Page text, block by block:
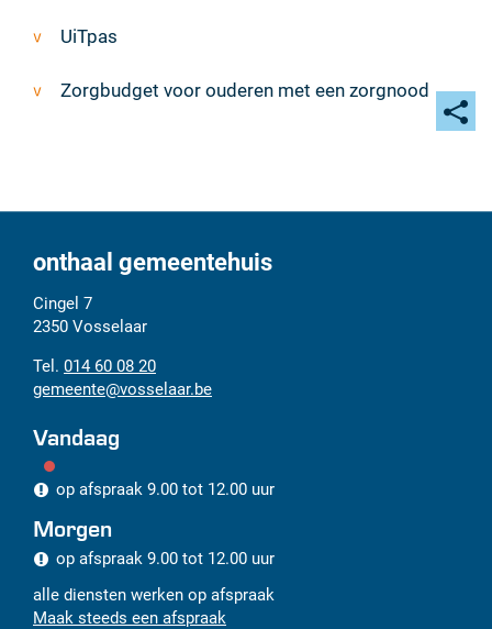
UiTpas
Zorgbudget voor ouderen met een zorgnood
onthaal gemeentehuis
Adres
Cingel 7
2350 Vosselaar
Tel.
014 60 08 20
E-
mail
gemeente@vosselaar.be
Vandaag
op afspraak 9.00 tot 12.00 uur
Morgen
op afspraak 9.00 tot 12.00 uur
alle diensten werken op afspraak
Maak steeds een afspraak